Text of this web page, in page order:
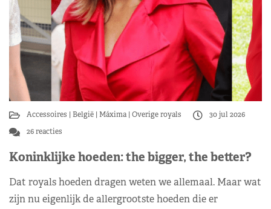
Accessoires België Máxima Overige royals
30 jul 2026
26 reacties
Koninklijke hoeden: the bigger, the better?
Dat royals hoeden dragen weten we allemaal. Maar wat
zijn nu eigenlijk de allergrootste hoeden die er